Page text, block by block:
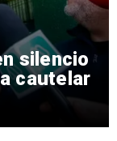
silencio
cautelar